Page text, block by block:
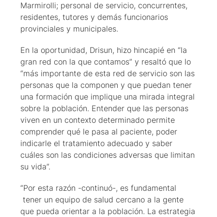
Marmirolli; personal de servicio, concurrentes,
residentes, tutores y demás funcionarios
provinciales y municipales.
En la oportunidad, Drisun, hizo hincapié en “la
gran red con la que contamos” y resaltó que lo
“más importante de esta red de servicio son las
personas que la componen y que puedan tener
una formación que implique una mirada integral
sobre la población. Entender que las personas
viven en un contexto determinado permite
comprender qué le pasa al paciente, poder
indicarle el tratamiento adecuado y saber
cuáles son las condiciones adversas que limitan
su vida”.
“Por esta razón -continuó-, es fundamental
tener un equipo de salud cercano a la gente
que pueda orientar a la población. La estrategia